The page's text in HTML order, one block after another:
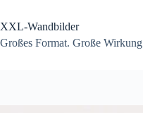
springen
XXL-Wandbilder
Großes Format. Große Wirkung